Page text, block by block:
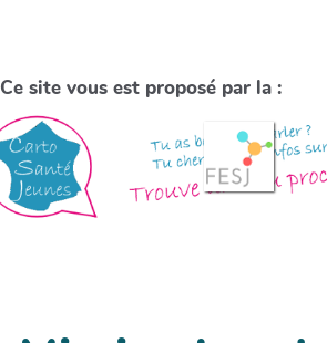
Ce site vous est proposé par la :